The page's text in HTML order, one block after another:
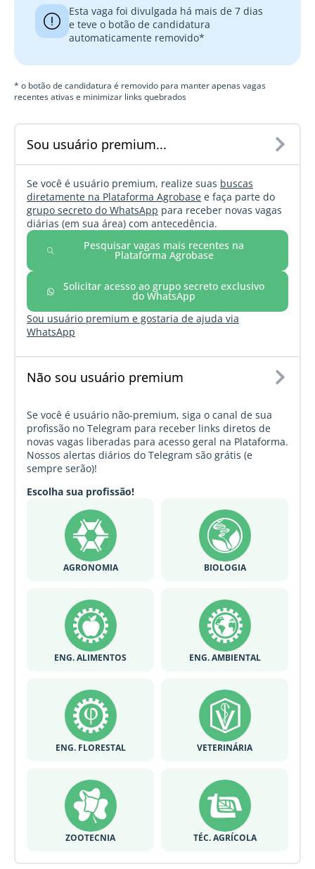
Esta vaga foi divulgada há mais de 7 dias
e teve o botão de candidatura
automaticamente removido*
* o botão de candidatura é removido para manter apenas vagas
recentes ativas e minimizar links quebrados
Sou usuário premium...
Se você é usuário premium, realize suas buscas
diretamente na Plataforma Agrobase e faça parte do
grupo secreto do WhatsApp para receber novas vagas
diárias (em sua área) com antecedência.
Pesquisar vagas mais recentes na
Plataforma Agrobase
Solicitar acesso ao grupo secreto exclusivo
do WhatsApp
Sou usuário premium e gostaria de ajuda via
WhatsApp
Não sou usuário premium
Se você é usuário não-premium, siga o canal de sua
profissão no Telegram para receber links diretos de
novas vagas liberadas para acesso geral na Plataforma.
Nossos alertas diários do Telegram são grátis (e
sempre serão)!
Escolha sua profissão!
AGRONOMIA BIOLOGIA
ENG. ALIMENTOS ENG. AMBIENTAL
ENG. FLORESTAL VETERINÁRIA
ZOOTECNIA TÉC. AGRÍCOLA